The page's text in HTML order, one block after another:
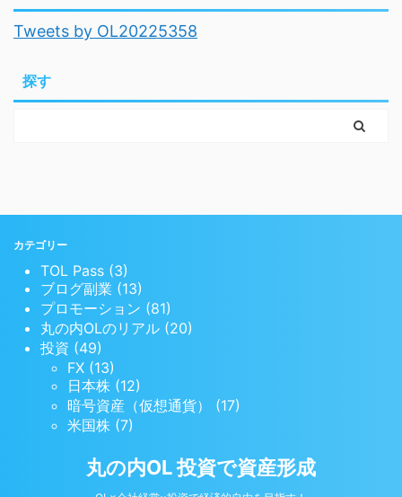
Tweets by OL20225358
探す
カテゴリー
TOL Pass (3)
ブログ副業 (13)
プロモーション (81)
丸の内OLのリアル (20)
投資 (49)
FX (13)
日本株 (12)
暗号資産（仮想通貨） (17)
米国株 (7)
丸の内OL 投資で資産形成